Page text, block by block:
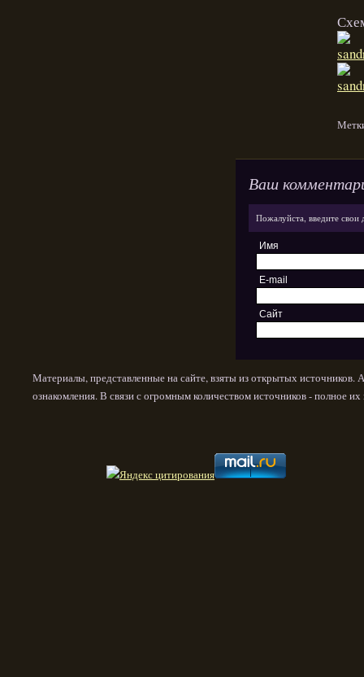
Ваш
Пожалуйста, введите
Имя
E-mail
Сайт
Материалы, представленные на сайте, взяты из открытых
ознакомления. В связи с огромным количеством источников - полное